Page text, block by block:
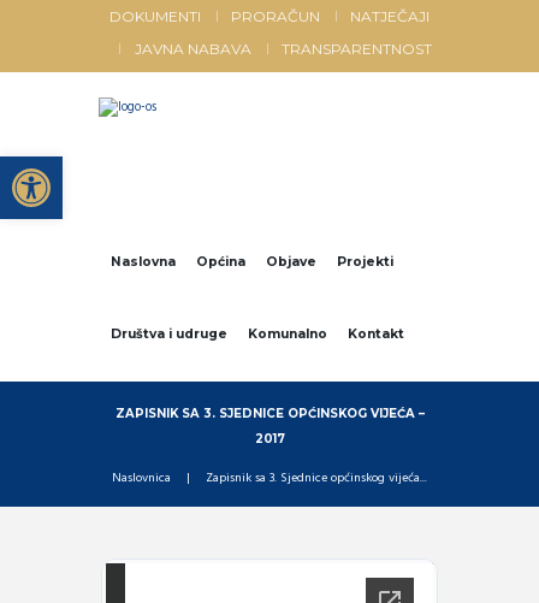
DOKUMENTI PRORAČUN
NATJEČAJI
JAVNA NABAVA
TRANSPARENTNOST
Naslovna Općina Objave Projekti
Društva i udruge Komunalno Kontakt
ZAPISNIK SA 3. SJEDNICE OPĆINSKOG VIJEĆA –
2017
Naslovnica Zapisnik sa 3. Sjednice općinskog vijeća...
Open toolbar